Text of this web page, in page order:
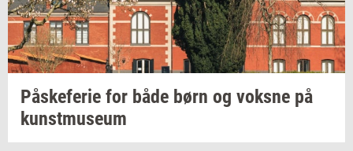
På­ske­fe­rie for både børn og voks­ne på
kunst­mu­se­um